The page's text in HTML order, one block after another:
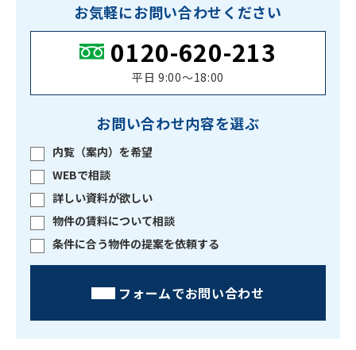
お気軽にお問い合わせください
0120-620-213
平日 9:00〜18:00
お問い合わせ内容を選ぶ
内覧（案内）を希望
WEBで相談
詳しい資料が欲しい
物件の賃料について相談
条件に合う物件の提案を依頼する
フォームでお問い合わせ